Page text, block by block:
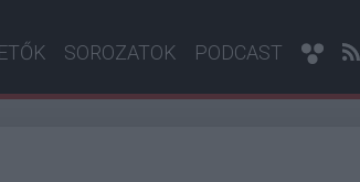
SOROZATOK PODCAST